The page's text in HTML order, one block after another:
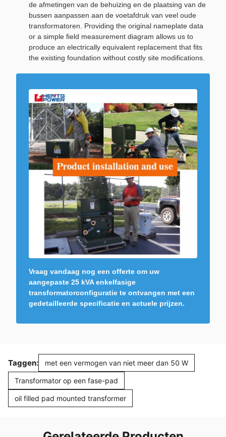
de afmetingen van de behuizing en de plaatsing van de
bussen aanpassen aan de voetafdruk van veel oude
transformatoren. Providing the original nameplate data
or a simple field measurement diagram allows us to
produce an electrically equivalent replacement that fits
the existing foundation without costly site modifications.
Vraag vandaag nog een offerte om uw
aangepaste 25 kVA enkelfasige
transformatorconfiguratie te ontvangen met een
gedetailleerde specificatie en actuele prijzen.
Taggen: met een vermogen van niet meer dan 50 W
Transformator op een fase-pad
oil filled pad mounted transformer